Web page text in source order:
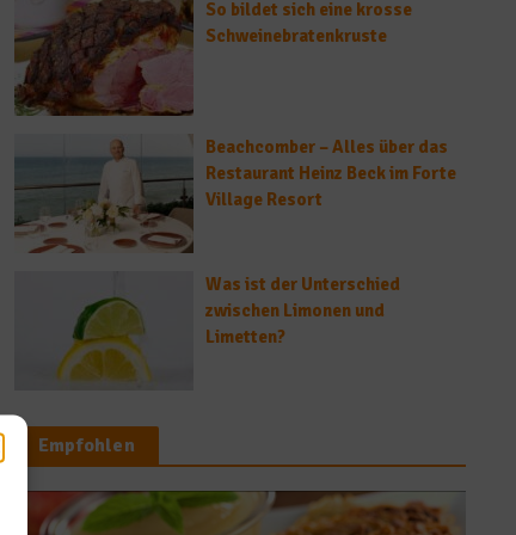
So bildet sich eine krosse
Schweinebratenkruste
Beachcomber – Alles über das
Restaurant Heinz Beck im Forte
Village Resort
Was ist der Unterschied
zwischen Limonen und
Limetten?
Empfohlen